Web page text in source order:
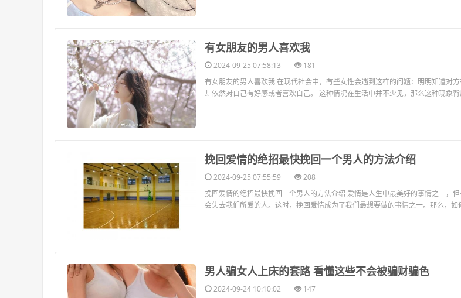
​有女朋友的男人喜欢我
2024-09-25 07:58:13
181
有女朋友的男人喜欢我 在现代社会中，有些女性会遇到这样的问题：明明知道对方
却依然对自己有好感或者喜欢自己。 这种情况在生活中并不少见，那么这种现象背
​挽回爱情的绝招最快挽回一个男人的方法介绍
2024-09-25 07:55:59
208
挽回爱情的绝招最快挽回一个男人的方法介绍 爱情是人生中最美好的事情之一，
会失去我们所爱的人。这时，挽回爱情成为了我们最想要做的事情之一。那么，如
​男人骗女人上床的套路 看懂这些不会被骗财骗色
2024-09-24 10:10:02 147